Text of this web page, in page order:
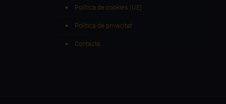
Política de cookies (UE)
Política de privacitat
Contacte